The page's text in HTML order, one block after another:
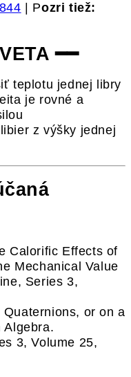
| Pozri tiež:
━━
teplotu jednej libry
je rovné a
z výšky jednej
Calorific Effects of
Mechanical Value
Series 3,
or on a
Algebra.
3, Volume 25,